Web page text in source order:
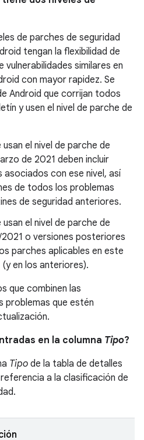
de parches de seguridad
tengan la flexibilidad de
similares en
con mayor rapidez. Se
Android que corrijan todos
y usen el nivel de parche de
el nivel de parche de
de 2021 deben incluir
con ese nivel, así
de todos los problemas
de seguridad anteriores.
el nivel de parche de
o versiones posteriores
parches aplicables en este
en los anteriores).
que combinen las
que estén
en la columna Tipo?
Tipo de la tabla de detalles
a la clasificación de